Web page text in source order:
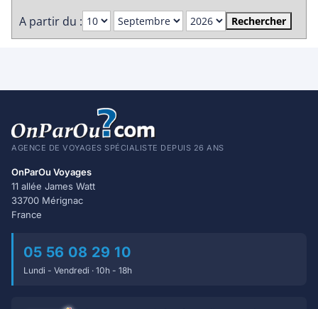
A partir du :
Rechercher
AGENCE DE VOYAGES SPÉCIALISTE DEPUIS 26 ANS
OnParOu Voyages
11 allée James Watt
33700 Mérignac
France
05 56 08 29 10
Lundi - Vendredi · 10h - 18h